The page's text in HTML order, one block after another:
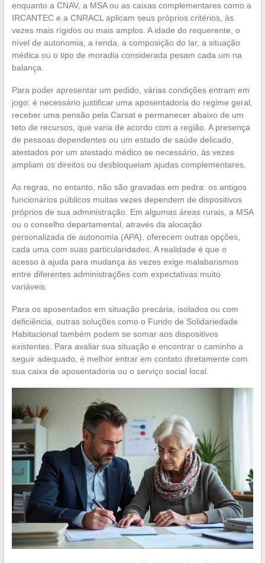
enquanto a CNAV, a MSA ou as caixas complementares como a
IRCANTEC e a CNRACL aplicam seus próprios critérios, às
vezes mais rígidos ou mais amplos. A idade do requerente, o
nível de autonomia, a renda, a composição do lar, a situação
médica ou o tipo de moradia considerada pesam cada um na
balança.
Para poder apresentar um pedido, várias condições entram em
jogo: é necessário justificar uma aposentadoria do regime geral,
receber uma pensão pela Carsat e permanecer abaixo de um
teto de recursos, que varia de acordo com a região. A presença
de pessoas dependentes ou um estado de saúde delicado,
atestados por um atestado médico se necessário, às vezes
ampliam os direitos ou desbloqueiam ajudas complementares.
As regras, no entanto, não são gravadas em pedra: os antigos
funcionários públicos muitas vezes dependem de dispositivos
próprios de sua administração. Em algumas áreas rurais, a MSA
ou o conselho departamental, através da alocação
personalizada de autonomia (APA), oferecem outras opções,
cada uma com suas particularidades. A realidade é que o
acesso à ajuda para mudança às vezes exige malabarismos
entre diferentes administrações com expectativas muito
variáveis.
Para os aposentados em situação precária, isolados ou com
deficiência, outras soluções como o Fundo de Solidariedade
Habitacional também podem se somar aos dispositivos
existentes. Para avaliar sua situação e encontrar o caminho a
seguir adequado, é melhor entrar em contato diretamente com
sua caixa de aposentadoria ou o serviço social local.